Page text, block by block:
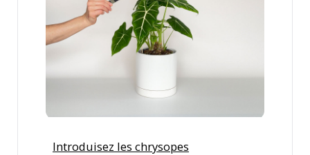
Introduisez les chrysopes